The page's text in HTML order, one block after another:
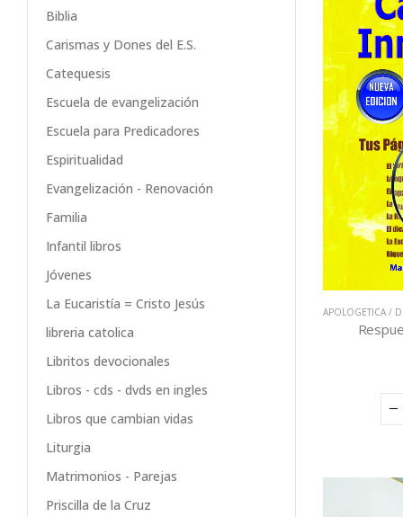
APOLOGETICA /
Biblia
Carismas y Dones del E.S.
Catequesis
Escuela de evangelización
Escuela para Predicadores
Espiritualidad
Evangelización - Renovación
Familia
Infantil libros
Jóvenes
La Eucaristía = Cristo Jesús
libreria catolica
Libritos devocionales
Libros - cds - dvds en ingles
Libros que cambian vidas
Liturgia
Matrimonios - Parejas
Priscilla de la Cruz